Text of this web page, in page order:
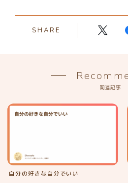
SHARE
関連記事
自分の好きな自分でいい